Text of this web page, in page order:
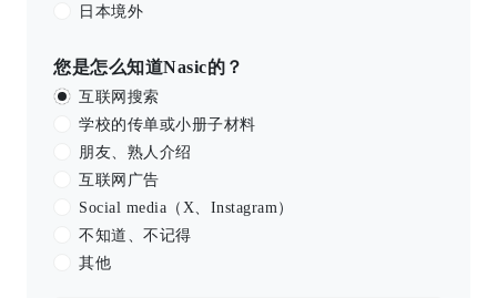
日本境外
您是怎么知道Nasic的？
互联网搜索
学校的传单或小册子材料
朋友、熟人介绍
互联网广告
Social media（X、Instagram）
不知道、不记得
其他